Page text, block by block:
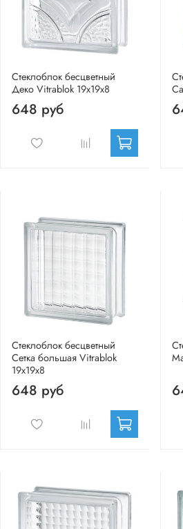
Стеклоблок бесцветный
Деко Vitrablok 19х19х8
648 руб
Стеклоблок бесцветный
Сетка большая Vitrablok
19х19х8
648 руб